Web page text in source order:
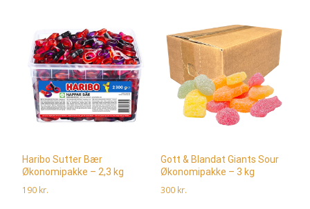
Haribo Sutter Bær
Økonomipakke – 2,3 kg
190 kr.
Gott & Blandat Giants Sour
Økonomipakke – 3 kg
300 kr.